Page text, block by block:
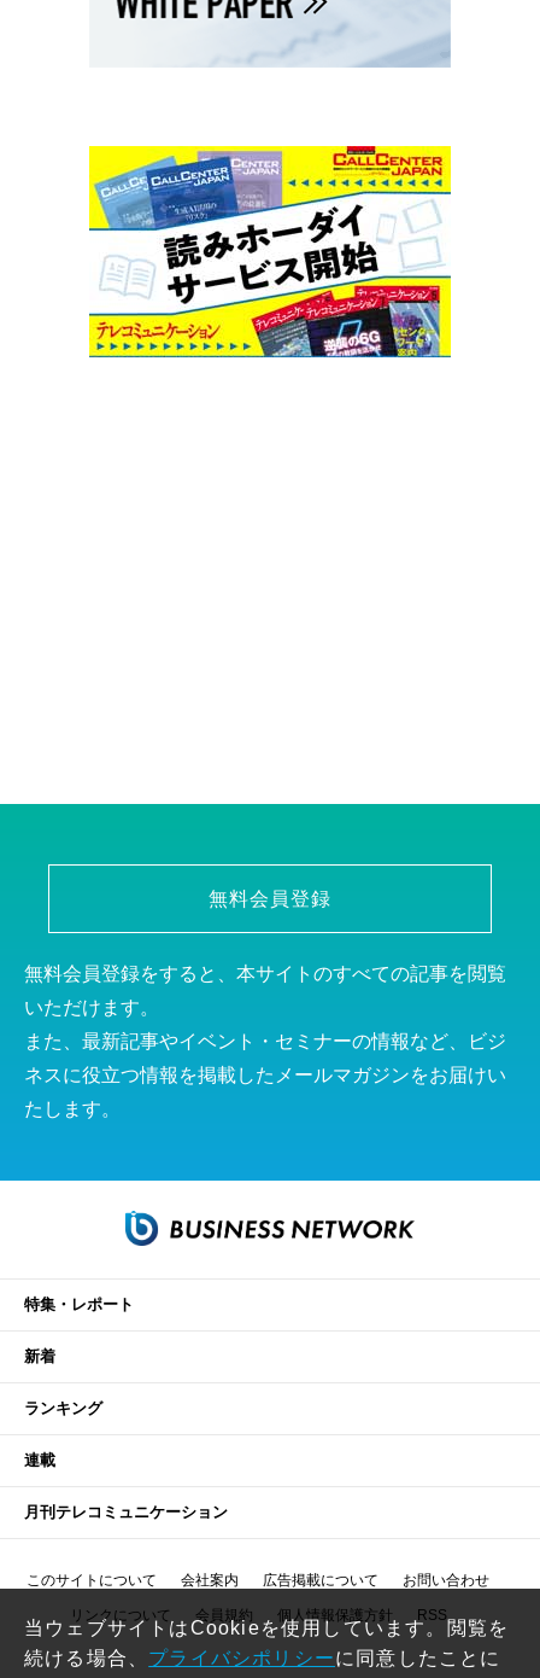
無料会員登録
無料会員登録をすると、本サイトのすべての記事を閲覧
いただけます。
また、最新記事やイベント・セミナーの情報など、ビジ
ネスに役立つ情報を掲載したメールマガジンをお届けい
たします。
特集・レポート
新着
ランキング
連載
月刊テレコミュニケーション
このサイトについて 会社案内 広告掲載について お問い合わせ
リンクについて 会員規約 個人情報保護方針 RSS
当ウェブサイトはCookieを使用しています。閲覧を
続ける場合、 プライバシポリシーに同意したことに